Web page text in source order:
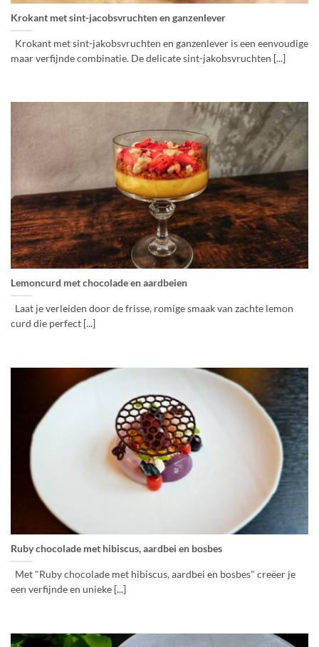
Krokant met sint-jacobsvruchten en ganzenlever
Krokant met sint-jakobsvruchten en ganzenlever is een eenvoudige
maar verfijnde combinatie. De delicate sint-jakobsvruchten [...]
Lemoncurd met chocolade en aardbeien
Laat je verleiden door de frisse, romige smaak van zachte lemon
curd die perfect [...]
Ruby chocolade met hibiscus, aardbei en bosbes
Met "Ruby chocolade met hibiscus, aardbei en bosbes" creëer je
een verfijnde en unieke [...]